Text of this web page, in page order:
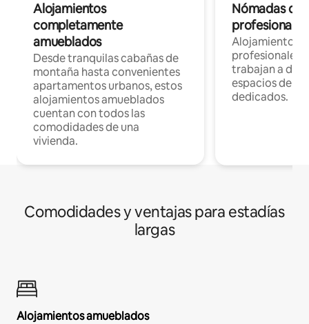
Alojamientos
completamente
amueblados
Desde tranquilas cabañas de
montaña hasta convenientes
apartamentos urbanos, estos
alojamientos amueblados
cuentan con todos las
comodidades de una
vivienda.
Nómadas
Alojamientos
profesionales
trabajan a
espacios de
dedicados.
Comodidades y ventajas para estadías
largas
Alojamientos amueblados